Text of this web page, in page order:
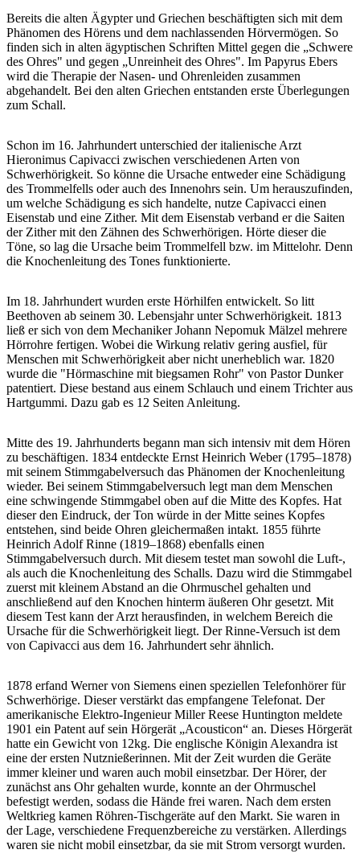
Bereits die alten Ägypter und Griechen beschäftigten sich mit dem
Phänomen des Hörens und dem nachlassenden Hörvermögen. So
finden sich in alten ägyptischen Schriften Mittel gegen die „Schwere
des Ohres" und gegen „Unreinheit des Ohres". Im Papyrus Ebers
wird die Therapie der Nasen- und Ohrenleiden zusammen
abgehandelt. Bei den alten Griechen entstanden erste Überlegungen
zum Schall.
Schon im 16. Jahrhundert unterschied der italienische Arzt
Hieronimus Capivacci zwischen verschiedenen Arten von
Schwerhörigkeit. So könne die Ursache entweder eine Schädigung
des Trommelfells oder auch des Innenohrs sein. Um herauszufinden,
um welche Schädigung es sich handelte, nutze Capivacci einen
Eisenstab und eine Zither. Mit dem Eisenstab verband er die Saiten
der Zither mit den Zähnen des Schwerhörigen. Hörte dieser die
Töne, so lag die Ursache beim Trommelfell bzw. im Mittelohr. Denn
die Knochenleitung des Tones funktionierte.
Im 18. Jahrhundert wurden erste Hörhilfen entwickelt. So litt
Beethoven ab seinem 30. Lebensjahr unter Schwerhörigkeit. 1813
ließ er sich von dem Mechaniker Johann Nepomuk Mälzel mehrere
Hörrohre fertigen. Wobei die Wirkung relativ gering ausfiel, für
Menschen mit Schwerhörigkeit aber nicht unerheblich war. 1820
wurde die "Hörmaschine mit biegsamen Rohr" von Pastor Dunker
patentiert. Diese bestand aus einem Schlauch und einem Trichter aus
Hartgummi. Dazu gab es 12 Seiten Anleitung.
Mitte des 19. Jahrhunderts begann man sich intensiv mit dem Hören
zu beschäftigen. 1834 entdeckte Ernst Heinrich Weber (1795–1878)
mit seinem Stimmgabelversuch das Phänomen der Knochenleitung
wieder. Bei seinem Stimmgabelversuch legt man dem Menschen
eine schwingende Stimmgabel oben auf die Mitte des Kopfes. Hat
dieser den Eindruck, der Ton würde in der Mitte seines Kopfes
entstehen, sind beide Ohren gleichermaßen intakt. 1855 führte
Heinrich Adolf Rinne (1819–1868) ebenfalls einen
Stimmgabelversuch durch. Mit diesem testet man sowohl die Luft-,
als auch die Knochenleitung des Schalls. Dazu wird die Stimmgabel
zuerst mit kleinem Abstand an die Ohrmuschel gehalten und
anschließend auf den Knochen hinterm äußeren Ohr gesetzt. Mit
diesem Test kann der Arzt herausfinden, in welchem Bereich die
Ursache für die Schwerhörigkeit liegt. Der Rinne-Versuch ist dem
von Capivacci aus dem 16. Jahrhundert sehr ähnlich.
1878 erfand Werner von Siemens einen speziellen Telefonhörer für
Schwerhörige. Dieser verstärkt das empfangene Telefonat. Der
amerikanische Elektro-Ingenieur Miller Reese Huntington meldete
1901 ein Patent auf sein Hörgerät „Acousticon“ an. Dieses Hörgerät
hatte ein Gewicht von 12kg. Die englische Königin Alexandra ist
eine der ersten Nutznießerinnen. Mit der Zeit wurden die Geräte
immer kleiner und waren auch mobil einsetzbar. Der Hörer, der
zunächst ans Ohr gehalten wurde, konnte an der Ohrmuschel
befestigt werden, sodass die Hände frei waren. Nach dem ersten
Weltkrieg kamen Röhren-Tischgeräte auf den Markt. Sie waren in
der Lage, verschiedene Frequenzbereiche zu verstärken. Allerdings
waren sie nicht mobil einsetzbar, da sie mit Strom versorgt wurden.